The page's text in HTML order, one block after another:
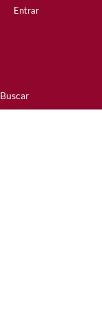
Buscar
Entrar